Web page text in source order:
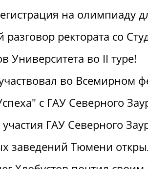
на олимпиаду
разговор ректората со
Университета во II туре!
во Всемирном
с ГАУ Северного
ГАУ Северного
заведений Тюмени